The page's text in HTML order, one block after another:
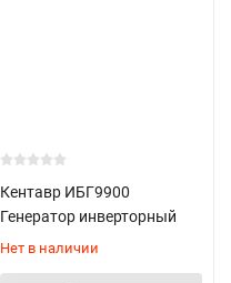
Кентавр ИБГ9900
Генератор инверторный
Нет в наличии